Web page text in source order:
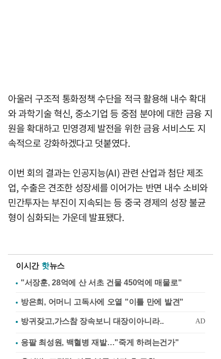
아울러 구조적 통화정책 수단을 적극 활용해 내수 확대
와 과학기술 혁신, 중소기업 등 중점 분야에 대한 금융 지
원을 확대하고 민영경제 발전을 위한 금융 서비스도 지
속적으로 강화하겠다고 덧붙였다.
이번 회의 결과는 인공지능(AI) 관련 산업과 첨단 제조
업, 수출은 견조한 성장세를 이어가는 반면 내수 소비와
민간투자는 부진이 지속되는 등 중국 경제의 성장 불균
형이 심화되는 가운데 발표됐다.
이시간 핫뉴스
"서장훈, 28억에 산 서초 건물 450억에 매물로"
방은희, 어머니 고독사에 오열 "이틀 만에 발견"
응팔 최성원, 백혈병 재발…"죽게 하려는건가"